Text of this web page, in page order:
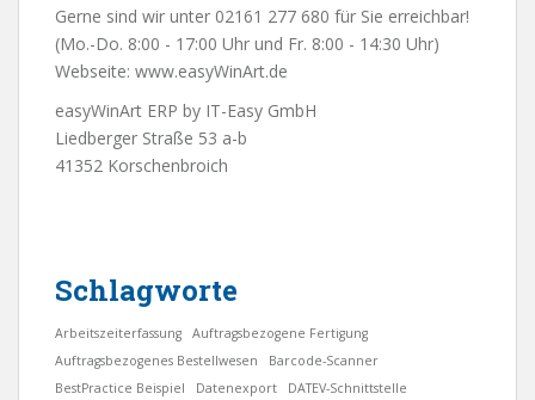
Gerne sind wir unter 02161 277 680 für Sie erreichbar!
(Mo.-Do. 8:00 - 17:00 Uhr und Fr. 8:00 - 14:30 Uhr)
Webseite: www.easyWinArt.de
easyWinArt ERP by IT-Easy GmbH
Liedberger Straße 53 a-b
41352 Korschenbroich
Schlagworte
Arbeitszeiterfassung
Auftragsbezogene Fertigung
Auftragsbezogenes Bestellwesen
Barcode-Scanner
BestPractice Beispiel
Datenexport
DATEV-Schnittstelle